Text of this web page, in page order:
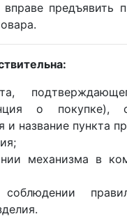
предъявить
о покупке),
и название пункта
механизма в